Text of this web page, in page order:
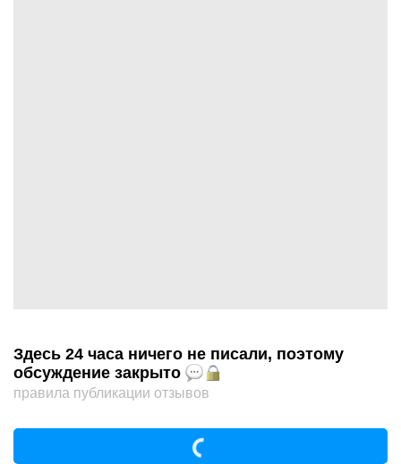
Здесь 24 часа ничего не писали, поэтому
обсуждение закрыто
правила публикации отзывов